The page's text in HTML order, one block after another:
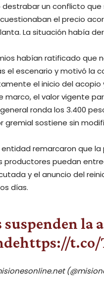
un conflicto
el precio
La situación había
habían ratificado
el escenario y motivó la
el inicio del
marco, el valor vigente
ronda los 3.400
gremial sostiene sin
remarcaron que
productores puedan
y el anuncio del
días.
la
https://t.co/